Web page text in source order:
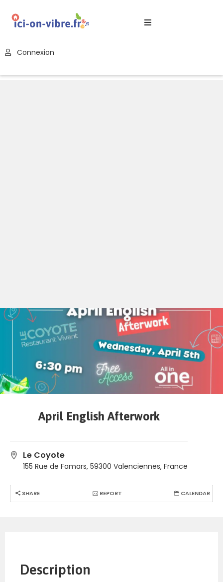
Connexion
April English Afterwork
Le Coyote
155 Rue de Famars, 59300 Valenciennes, France
SHARE REPORT CALENDAR
Description